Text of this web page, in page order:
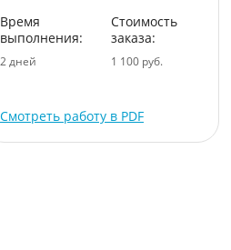
Время
выполнения:
2 дней
Стоимость
заказа:
1 100 руб.
Смотреть работу в PDF